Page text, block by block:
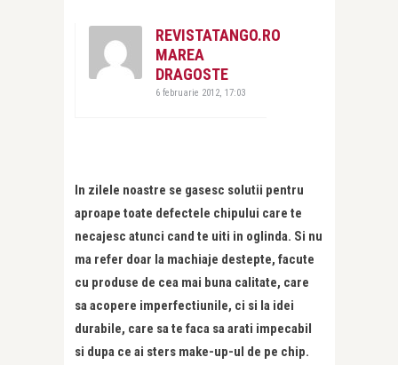
REVISTATANGO.RO
MAREA
DRAGOSTE
6 februarie 2012, 17:03
In zilele noastre se gasesc solutii pentru
aproape toate defectele chipului care te
necajesc atunci cand te uiti in oglinda. Si nu
ma refer doar la machiaje destepte, facute
cu produse de cea mai buna calitate, care
sa acopere imperfectiunile, ci si la idei
durabile, care sa te faca sa arati impecabil
si dupa ce ai sters make-up-ul de pe chip.